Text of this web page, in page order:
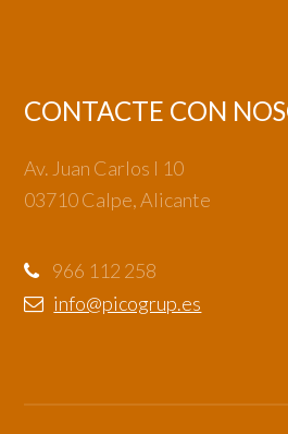
CONTACTE CON
Av. Juan Carlos I 10
03710 Calpe, Alicante
966 112 258
info@picogrup.es